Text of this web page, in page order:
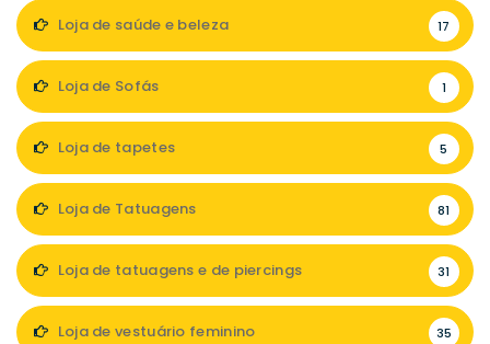
Loja de saúde e beleza 17
Loja de Sofás 1
Loja de tapetes 5
Loja de Tatuagens 81
Loja de tatuagens e de piercings 31
Loja de vestuário feminino 35